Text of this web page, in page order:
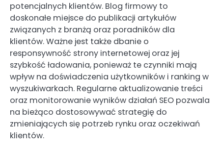
potencjalnych klientów. Blog firmowy to
doskonałe miejsce do publikacji artykułów
związanych z branżą oraz poradników dla
klientów. Ważne jest także dbanie o
responsywność strony internetowej oraz jej
szybkość ładowania, ponieważ te czynniki mają
wpływ na doświadczenia użytkowników i ranking w
wyszukiwarkach. Regularne aktualizowanie treści
oraz monitorowanie wyników działań SEO pozwala
na bieżąco dostosowywać strategię do
zmieniających się potrzeb rynku oraz oczekiwań
klientów.